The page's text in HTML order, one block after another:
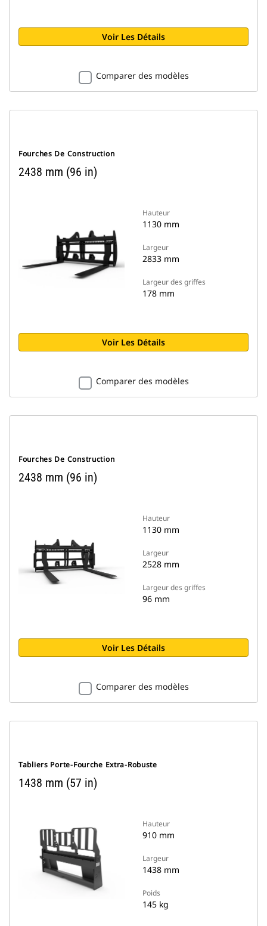
Voir Les Détails
Comparer des modèles
Fourches De Construction
2438 mm (96 in)
Hauteur
1130 mm
Largeur
2833 mm
Largeur des griffes
178 mm
Voir Les Détails
Comparer des modèles
Fourches De Construction
2438 mm (96 in)
Hauteur
1130 mm
Largeur
2528 mm
Largeur des griffes
96 mm
Voir Les Détails
Comparer des modèles
Tabliers Porte-Fourche Extra-Robuste
1438 mm (57 in)
Hauteur
910 mm
Largeur
1438 mm
Poids
145 kg